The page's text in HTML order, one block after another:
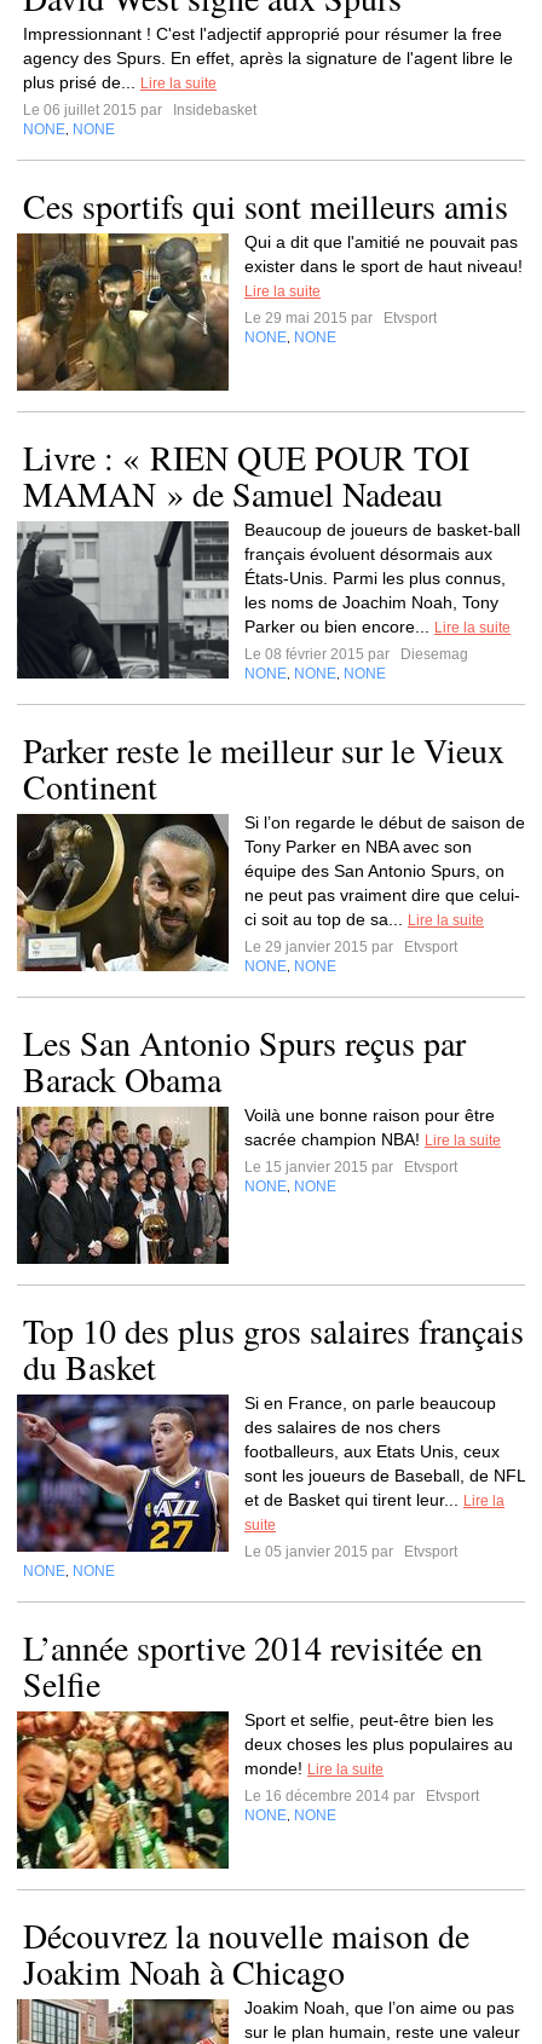
Impressionnant ! C'est l'adjectif approprié pour résumer la free
agency des Spurs. En effet, après la signature de l'agent libre le
plus prisé de...
Lire la suite
Le 06 juillet 2015 par
Insidebasket
NONE NONE
Ces sportifs qui sont meilleurs amis
Qui a dit que l'amitié ne pouvait pas
exister dans le sport de haut niveau!
Lire la suite
Le 29 mai 2015 par
Etvsport
NONE NONE
Livre : « RIEN QUE POUR TOI
MAMAN » de Samuel Nadeau
Beaucoup de joueurs de basket-ball
français évoluent désormais aux
États-Unis. Parmi les plus connus,
les noms de Joachim Noah, Tony
Parker ou bien encore...
Lire la suite
Le 08 février 2015 par
Diesemag
NONE NONE NONE
Parker reste le meilleur sur le Vieux
Continent
Si l’on regarde le début de saison de
Tony Parker en NBA avec son
équipe des San Antonio Spurs, on
ne peut pas vraiment dire que celui-
ci soit au top de sa...
Lire la suite
Le 29 janvier 2015 par
Etvsport
NONE NONE
Les San Antonio Spurs reçus par
Barack Obama
Voilà une bonne raison pour être
sacrée champion NBA! Lire la suite
Le 15 janvier 2015 par
Etvsport
NONE NONE
Top 10 des plus gros salaires français
du Basket
Si en France, on parle beaucoup
des salaires de nos chers
footballeurs, aux Etats Unis, ceux
sont les joueurs de Baseball, de NFL
et de Basket qui tirent leur...
Lire la
suite
Le 05 janvier 2015 par
Etvsport
NONE NONE
L’année sportive 2014 revisitée en
Selfie
Sport et selfie, peut-être bien les
deux choses les plus populaires au
monde! Lire la suite
Le 16 décembre 2014 par
Etvsport
NONE NONE
Découvrez la nouvelle maison de
Joakim Noah à Chicago
Joakim Noah, que l’on aime ou pas
sur le plan humain, reste une valeur